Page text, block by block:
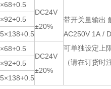
×68+0 5
DC24V
±20%
带开关量输出
AC250V 1A /
可单独设定上
（请在订货时
×92+0 5
5×138+0 5
×68+0 5
DC24V
±20%
×92+0 5
5×138+0 5